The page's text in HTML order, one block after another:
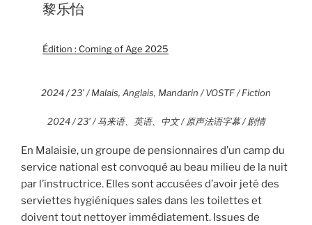
黎乐怡
Édition : Coming of Age 2025
2024 / 23’ / Malais, Anglais, Mandarin / VOSTF / Fiction
2024 / 23’ / 马来语、英语、中文 / 原声法语字幕 / 剧情
En Malaisie, un groupe de pensionnaires d’un camp du
service national est convoqué au beau milieu de la nuit
par l’instructrice. Elles sont accusées d’avoir jeté des
serviettes hygiéniques sales dans les toilettes et
doivent tout nettoyer immédiatement. Issues de